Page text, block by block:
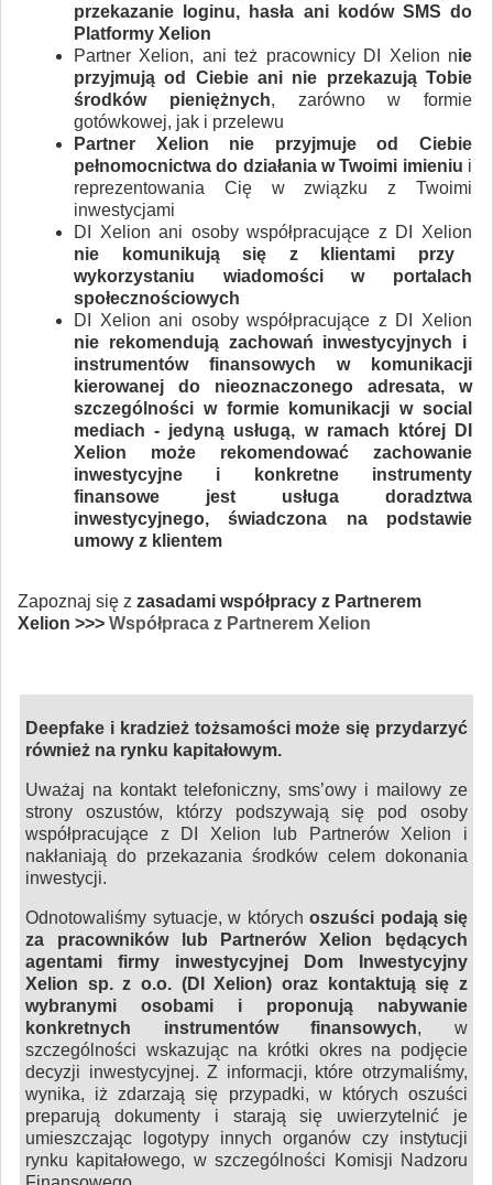
przekazanie loginu, hasła ani kodów SMS do
Platformy Xelion
Partner Xelion, ani też pracownicy DI Xelion nie
przyjmują od Ciebie ani nie przekazują Tobie
środków pieniężnych, zarówno w formie
gotówkowej, jak i przelewu
Partner Xelion nie przyjmuje od Ciebie
pełnomocnictwa do działania w Twoimi imieniu i
reprezentowania Cię w związku z Twoimi
inwestycjami
DI Xelion ani osoby współpracujące z DI Xelion
nie komunikują się z klientami przy
wykorzystaniu wiadomości w portalach
społecznościowych
DI Xelion ani osoby współpracujące z DI Xelion
nie rekomendują zachowań inwestycyjnych i
instrumentów finansowych w komunikacji
kierowanej do nieoznaczonego adresata, w
szczególności w formie komunikacji w social
mediach - jedyną usługą, w ramach której DI
Xelion może rekomendować zachowanie
inwestycyjne i konkretne instrumenty
finansowe jest usługa doradztwa
inwestycyjnego, świadczona na podstawie
umowy z klientem
Zapoznaj się z zasadami współpracy z Partnerem
Xelion >>> Współpraca z Partnerem Xelion
Deepfake i kradzież tożsamości może się przydarzyć
również na rynku kapitałowym.
Uważaj na kontakt telefoniczny, sms’owy i mailowy ze
strony oszustów, którzy podszywają się pod osoby
współpracujące z DI Xelion lub Partnerów Xelion i
nakłaniają do przekazania środków celem dokonania
inwestycji.
Odnotowaliśmy sytuacje, w których oszuści podają się
za pracowników lub Partnerów Xelion będących
agentami firmy inwestycyjnej Dom Inwestycyjny
Xelion sp. z o.o. (DI Xelion) oraz kontaktują się z
wybranymi osobami i proponują nabywanie
konkretnych instrumentów finansowych, w
szczególności wskazując na krótki okres na podjęcie
decyzji inwestycyjnej. Z informacji, które otrzymaliśmy,
wynika, iż zdarzają się przypadki, w których oszuści
preparują dokumenty i starają się uwierzytelnić je
umieszczając logotypy innych organów czy instytucji
rynku kapitałowego, w szczególności Komisji Nadzoru